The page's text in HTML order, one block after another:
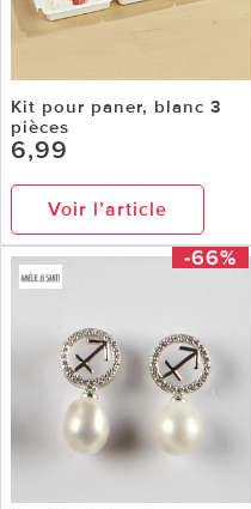
Kit pour paner, blanc 3
pièces
6,99
Voir l’article
-66%